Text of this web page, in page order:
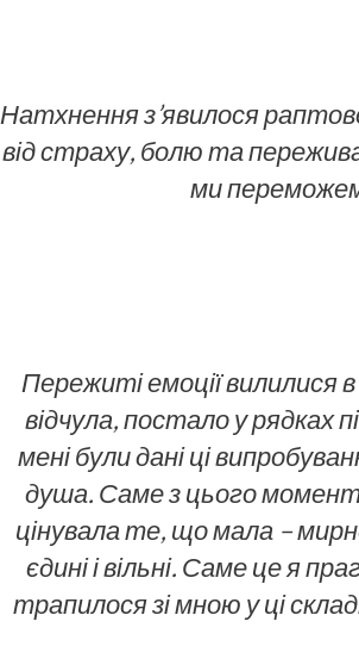
Натхнення з’явилося
від страху, болю та
ми
Пережиті емоції вилилися
відчула, постало у рядках
мені були дані ці
душа. Саме з цього
цінувала те, що мала –
єдині і вільні. Саме це я
трапилося зі мною у ці